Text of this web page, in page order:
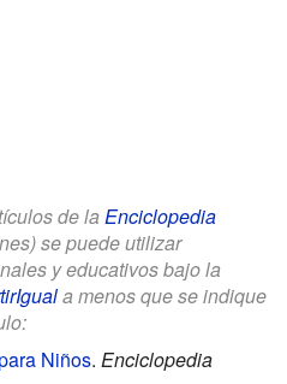
de la Enciclopedia
se puede utilizar
y educativos bajo la
a menos que se indique
Niños. Enciclopedia